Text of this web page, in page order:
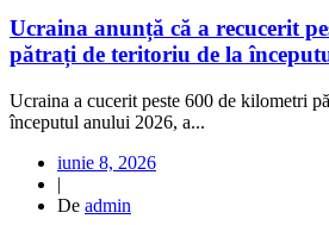
Ucraina anunță că a recucerit
pătrați de teritoriu de la
Ucraina a cucerit peste 600 de kilometri
începutul anului 2026, a...
iunie 8, 2026
|
De admin